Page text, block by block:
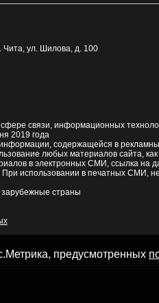
Чита, ул. Шилова, д. 100
связи, информационных
2019 года
информации, содержащейся в
любых материалов сайта,
в электронных СМИ, ссылка на
использовании в печатных СМИ,
страны
предусмотренных